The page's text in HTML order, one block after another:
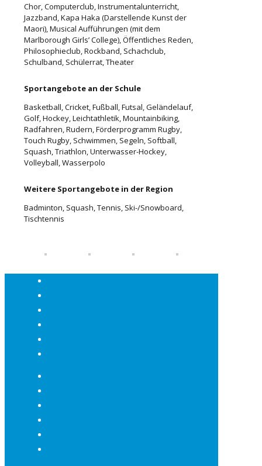
Chor, Computerclub, Instrumentalunterricht,
Jazzband, Kapa Haka (Darstellende Kunst der
Maori), Musical Aufführungen (mit dem
Marlborough Girls’ College), Öffentliches Reden,
Philosophieclub, Rockband, Schachclub,
Schulband, Schülerrat, Theater
Sportangebote an der Schule
Basketball, Cricket, Fußball, Futsal, Geländelauf,
Golf, Hockey, Leichtathletik, Mountainbiking,
Radfahren, Rudern, Förderprogramm Rugby,
Touch Rugby, Schwimmen, Segeln, Softball,
Squash, Triathlon, Unterwasser-Hockey,
Volleyball, Wasserpolo
Weitere Sportangebote in der Region
Badminton, Squash, Tennis, Ski-/Snowboard,
Tischtennis